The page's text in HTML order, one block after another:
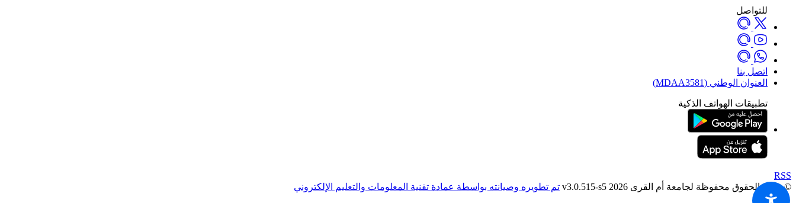
للتواصل
اتصل بنا
العنوان الوطني (MDAA3581)
تطبيقات الهواتف الذكية
RSS
© جميع الحقوق محفوظة لجامعة أم القرى 2026 v3.0.515-s5
تم تطويره وصيانته بواسطة عمادة تقنية المعلومات والتعليم الإلكتروني